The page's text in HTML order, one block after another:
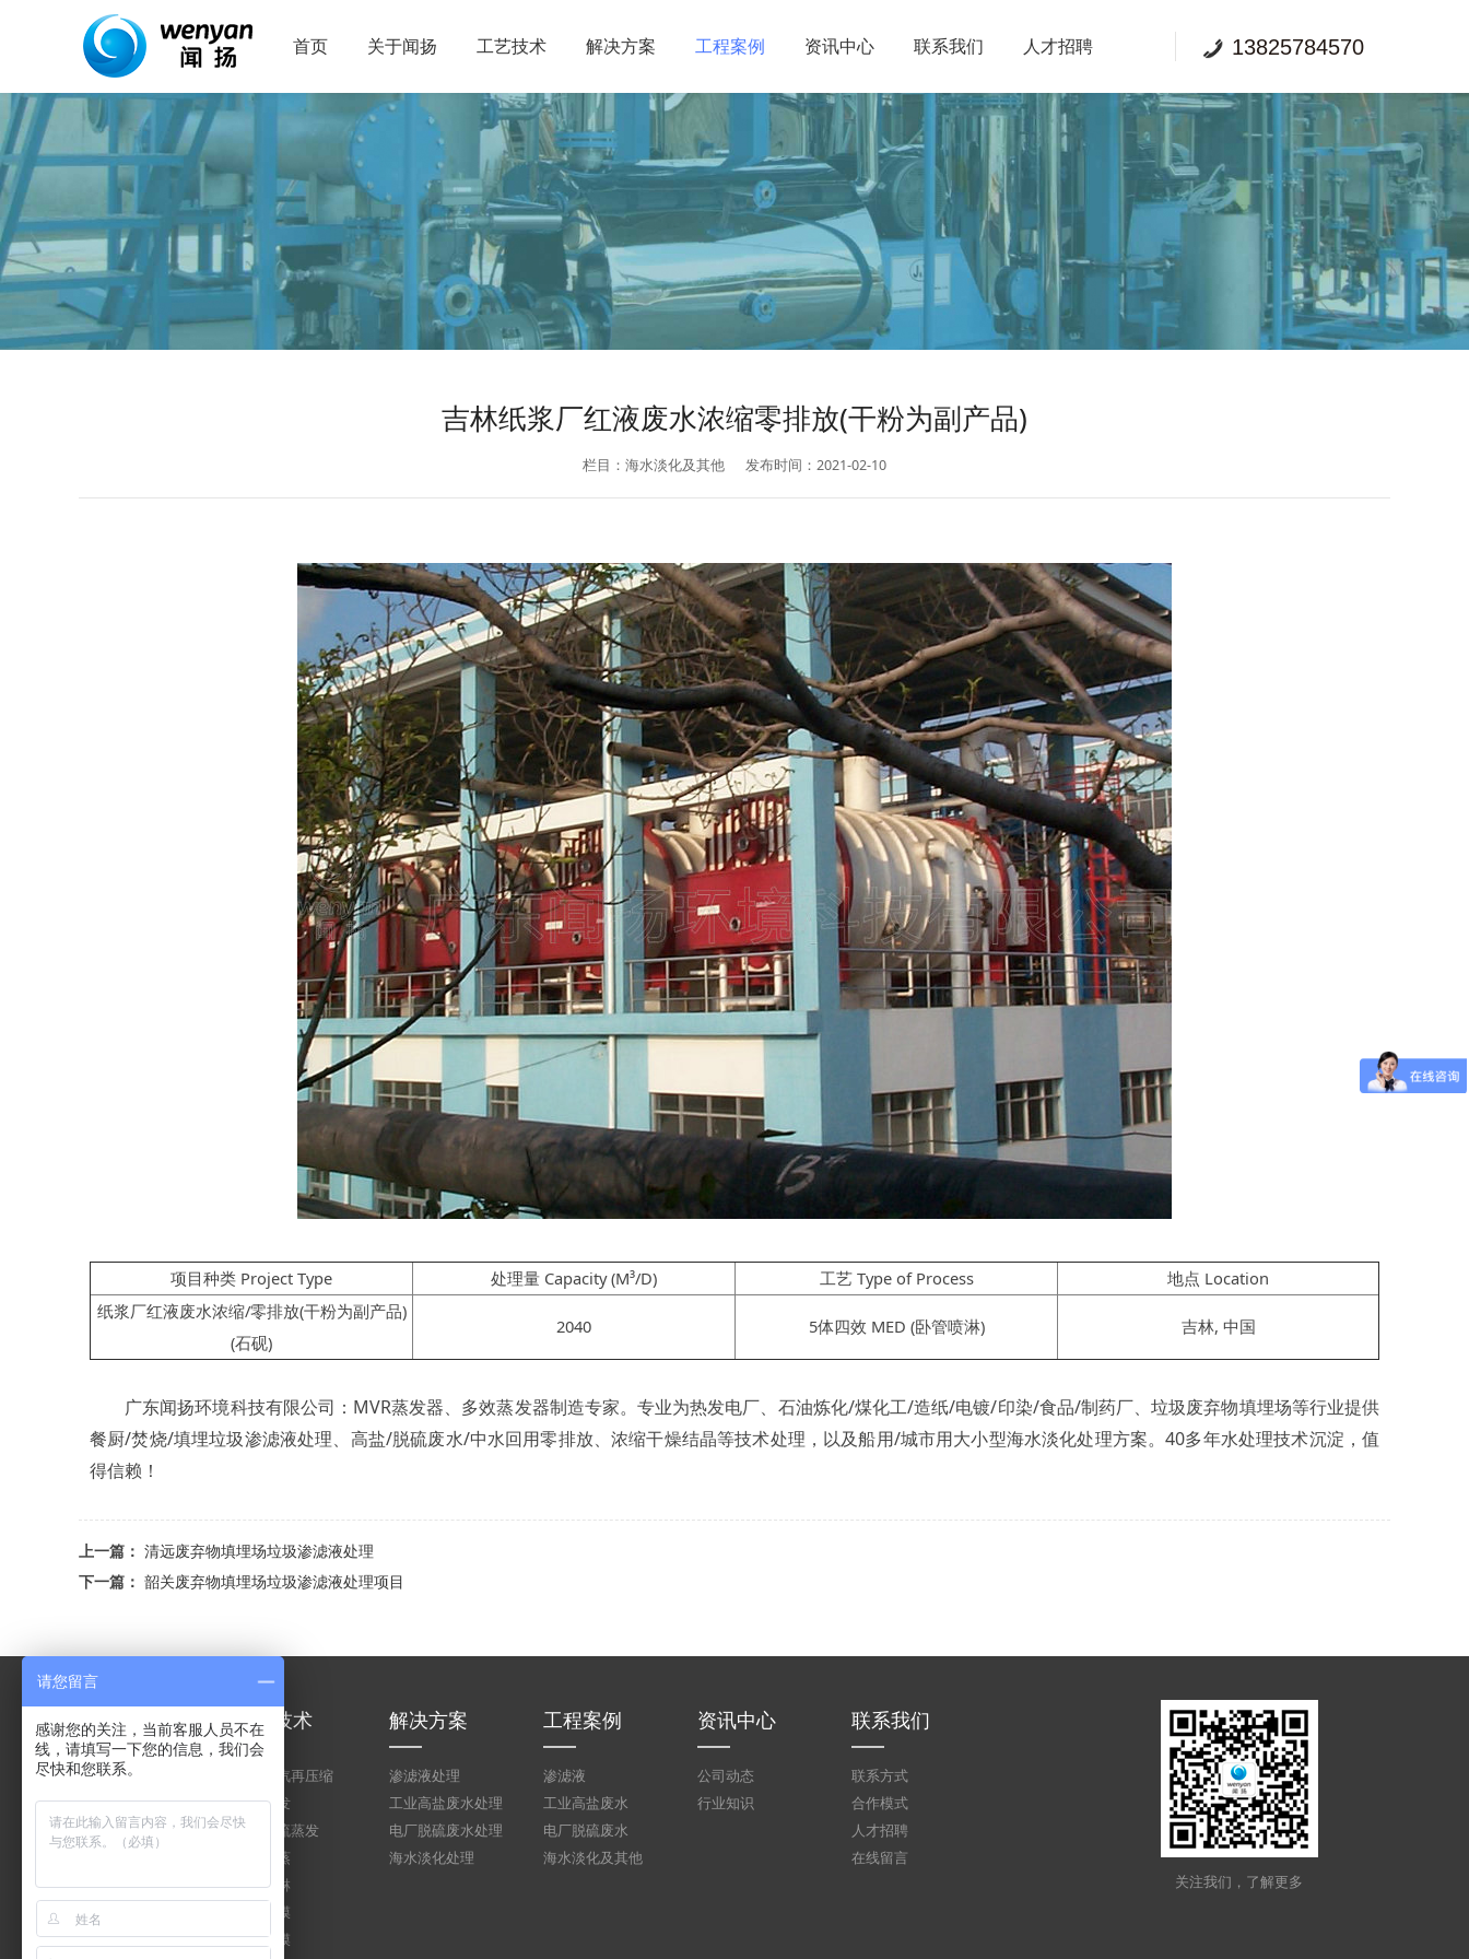
首页 关于闻扬 工艺技术 解决方案 工程案例 资讯中心 联系我们 人才招聘 13825784570
吉林纸浆厂红液废水浓缩零排放(干粉为副产品)
栏目：海水淡化及其他 发布时间：2021-02-10
项目种类 Project Type 处理量 Capacity (M³/D) 工艺 Type of Process
地点 Location
纸浆厂红液废水浓缩/零排放(干粉为副产品)
(石砚)
2040 5体四效 MED (卧管喷淋) 吉林, 中国
广东闻扬环境科技有限公司：MVR蒸发器、多效蒸发器制造专家。专业为热发电厂、石油炼化/煤化工/造纸/电镀/印染/食品/制药厂、垃圾废弃物填埋场等行业提供
餐厨/焚烧/填埋垃圾渗滤液处理、高盐/脱硫废水/中水回用零排放、浓缩干燥结晶等技术处理，以及船用/城市用大小型海水淡化处理方案。40多年水处理技术沉淀，值
得信赖！
上一篇： 清远废弃物填埋场垃圾渗滤液处理
下一篇： 韶关废弃物填埋场垃圾渗滤液处理项目
关于闻扬
公司简介
企业文化
技术实力
工艺技术
机械蒸汽再压缩
多效蒸发
多效射流蒸发
多级闪蒸
卧管喷淋
立管降膜
立管升膜
解决方案
渗滤液处理
工业高盐废水处理
电厂脱硫废水处理
海水淡化处理
工程案例
渗滤液
工业高盐废水
电厂脱硫废水
海水淡化及其他
资讯中心
公司动态
行业知识
联系我们
联系方式
合作模式
人才招聘
在线留言
关注我们，了解更多
请您留言
感谢您的关注，当前客服人员不在
线，请填写一下您的信息，我们会
尽快和您联系。